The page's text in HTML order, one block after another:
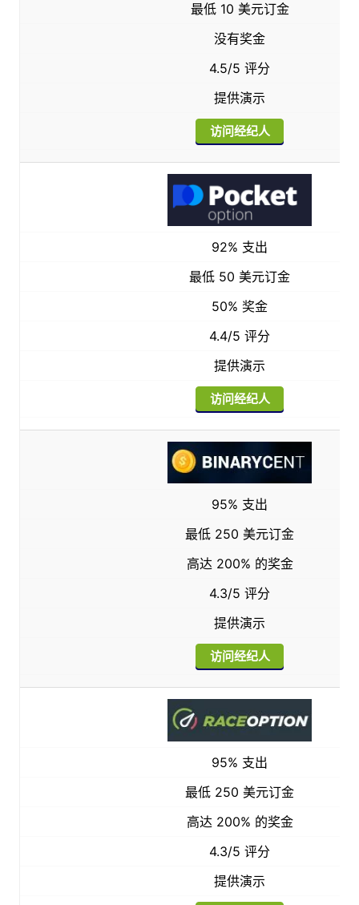
最低 10 美元订金
没有奖金
4.5/5 评分
提供演示
访问经纪人
92% 支出
最低 50 美元订金
50% 奖金
4.4/5 评分
提供演示
访问经纪人
95% 支出
最低 250 美元订金
高达 200% 的奖金
4.3/5 评分
提供演示
访问经纪人
95% 支出
最低 250 美元订金
高达 200% 的奖金
4.3/5 评分
提供演示